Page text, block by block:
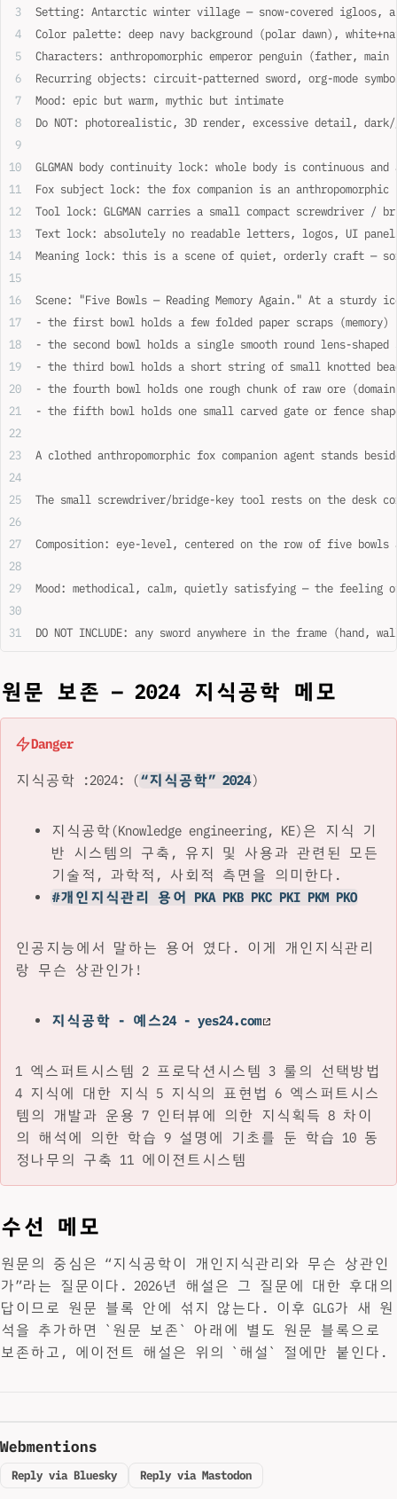
Setting: Antarctic winter village — snow-covered igloos,
Color palette: deep navy background (polar dawn),
Characters: anthropomorphic emperor penguin (father,
Recurring objects: circuit-patterned sword, org-mode
Mood: epic but warm, mythic but intimate
Do NOT: photorealistic, 3D render, excessive detail,
GLGMAN body continuity lock: whole body is continuous
Fox subject lock: the fox companion is an
Tool lock: GLGMAN carries a small compact screwdriver /
Text lock: absolutely no readable letters, logos, UI
Meaning lock: this is a scene of quiet, orderly craft —
Scene: "Five Bowls — Reading Memory Again." At a
- the first bowl holds a few folded paper scraps (memory)
- the second bowl holds a single smooth round lens-shaped
- the third bowl holds a short string of small knotted
- the fourth bowl holds one rough chunk of raw ore (domain
- the fifth bowl holds one small carved gate or fence
A clothed anthropomorphic fox companion agent stands
The small screwdriver/bridge-key tool rests on the desk
Composition: eye-level, centered on the row of five bowls
Mood: methodical, calm, quietly satisfying — the feeling
DO NOT INCLUDE: any sword anywhere in the frame
원문 보존 — 2024 지식공학 메모
Danger
지식공학 :2024: (“지식공학” 2024)
지식공학(Knowledge engineering, KE)은 지식 기
반 시스템의 구축, 유지 및 사용과 관련된 모든
기술적, 과학적, 사회적 측면을 의미한다.
#개인지식관리 용어 PKA PKB PKC PKI PKM PKO
인공지능에서 말하는 용어 였다. 이게 개인지식관리
랑 무슨 상관인가!
지식공학 - 예스24 - yes24.com
1 엑스퍼트시스템 2 프로닥션시스템 3 룰의 선택방법
4 지식에 대한 지식 5 지식의 표현법 6 엑스퍼트시스
템의 개발과 운용 7 인터뷰에 의한 지식획득 8 차이
의 해석에 의한 학습 9 설명에 기초를 둔 학습 10 동
정나무의 구축 11 에이젼트시스템
수선 메모
원문의 중심은 “지식공학이 개인지식관리와 무슨 상관인
가”라는 질문이다. 2026년 해설은 그 질문에 대한 후대의
답이므로 원문 블록 안에 섞지 않는다. 이후 GLG가 새 원
석을 추가하면 `원문 보존` 아래에 별도 원문 블록으로
보존하고, 에이전트 해설은 위의 `해설` 절에만 붙인다.
Webmentions
Reply via Bluesky Reply via Mastodon